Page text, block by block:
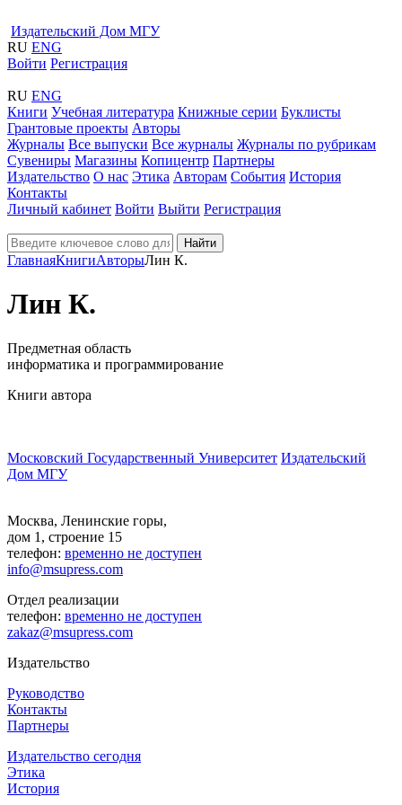
Издательский Дом МГУ
RU ENG
Войти Регистрация
RU ENG
Книги Учебная литература Книжные серии Буклисты
Грантовые проекты Авторы
Журналы Все выпуски Все журналы Журналы по рубрикам
Сувениры Магазины Копицентр Партнеры
Издательство О нас Этика Авторам События История
Контакты
Личный кабинет Войти Выйти Регистрация
Найти
ГлавнаяКнигиАвторыЛин К.
Лин К.
Предметная область
информатика и программирование
Книги автора
Московский Государственный Университет Издательский
Дом МГУ
Москва, Ленинские горы,
дом 1, строение 15
телефон: временно не доступен
info@msupress.com
Отдел реализации
телефон: временно не доступен
zakaz@msupress.com
Издательство
Руководство
Контакты
Партнеры
Издательство сегодня
Этика
История